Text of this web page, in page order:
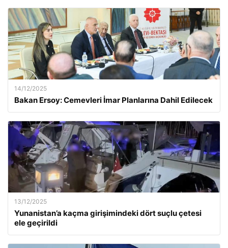
14/12/2025
Bakan Ersoy: Cemevleri İmar Planlarına Dahil Edilecek
13/12/2025
Yunanistan’a kaçma girişimindeki dört suçlu çetesi
ele geçirildi